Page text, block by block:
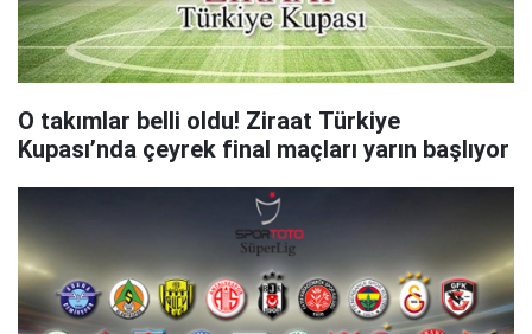
O takımlar belli oldu! Ziraat Türkiye
Kupası’nda çeyrek final maçları yarın başlıyor